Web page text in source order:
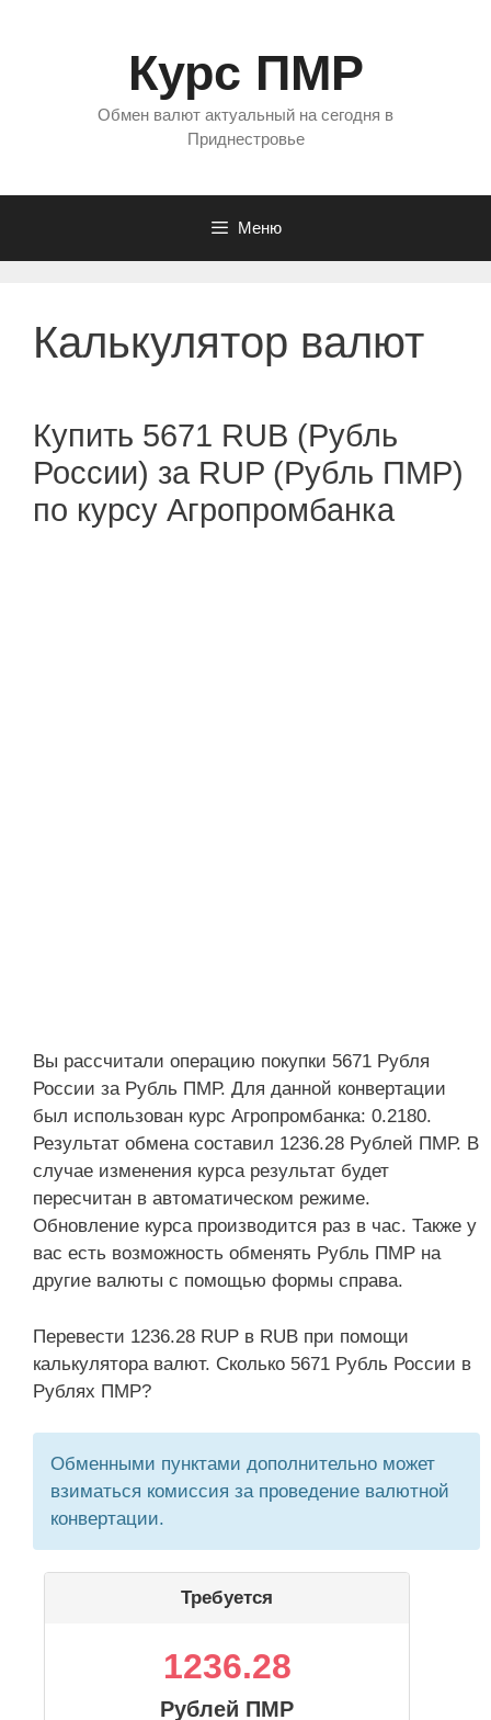
Курс ПМР
Обмен валют актуальный на сегодня в
Приднестровье
Меню
Калькулятор валют
Купить 5671 RUB (Рубль
России) за RUP (Рубль ПМР)
по курсу Агропромбанка
Вы рассчитали операцию покупки 5671 Рубля
России за Рубль ПМР. Для данной конвертации
был использован курс Агропромбанка: 0.2180.
Результат обмена составил 1236.28 Рублей ПМР. В
случае изменения курса результат будет
пересчитан в автоматическом режиме.
Обновление курса производится раз в час. Также у
вас есть возможность обменять Рубль ПМР на
другие валюты с помощью формы справа.
Перевести 1236.28 RUP в RUB при помощи
калькулятора валют. Сколько 5671 Рубль России в
Рублях ПМР?
Обменными пунктами дополнительно может
взиматься комиссия за проведение валютной
конвертации.
Требуется
1236.28
Рублей ПМР